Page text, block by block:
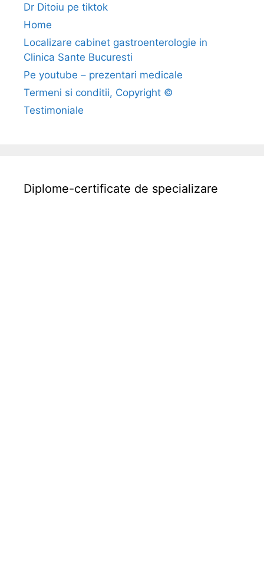
o
s
i
s
c
s
Dr Ditoiu pe tiktok
Home
Localizare cabinet gastroenterologie in
Clinica Sante Bucuresti
Pe youtube – prezentari medicale
Termeni si conditii, Copyright ©
Testimoniale
Diplome-certificate de specializare